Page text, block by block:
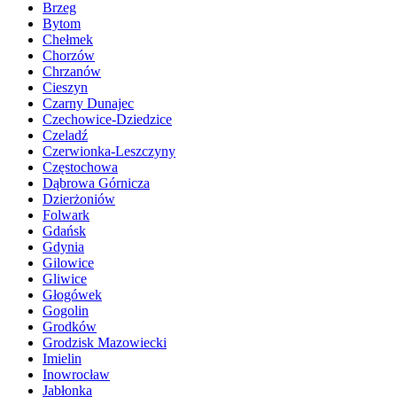
Brzeg
Bytom
Chełmek
Chorzów
Chrzanów
Cieszyn
Czarny Dunajec
Czechowice-Dziedzice
Czeladź
Czerwionka-Leszczyny
Częstochowa
Dąbrowa Górnicza
Dzierżoniów
Folwark
Gdańsk
Gdynia
Gilowice
Gliwice
Głogówek
Gogolin
Grodków
Grodzisk Mazowiecki
Imielin
Inowrocław
Jabłonka